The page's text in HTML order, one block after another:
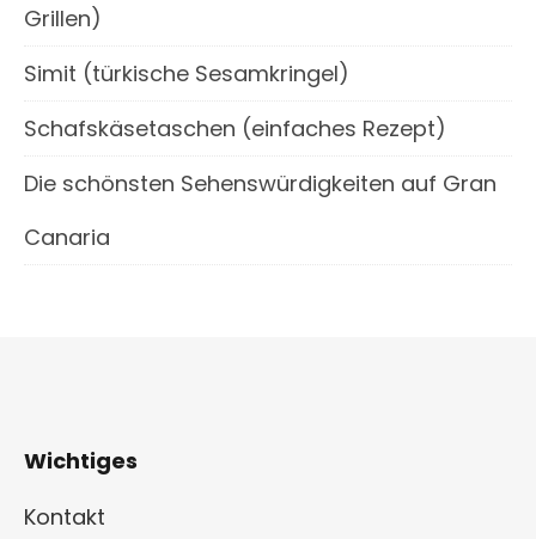
Grillen)
Simit (türkische Sesamkringel)
Schafskäsetaschen (einfaches Rezept)
Die schönsten Sehenswürdigkeiten auf Gran
Canaria
Wichtiges
Kontakt